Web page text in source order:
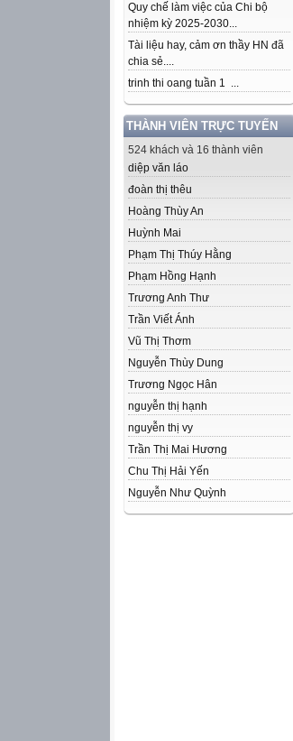
Quy chế làm việc của Chi bộ
nhiệm kỳ 2025-2030...
Tài liệu hay, cảm ơn thầy HN đã
chia sẻ....
trinh thi oang tuần 1 ...
THÀNH VIÊN TRỰC TUYẾN
524 khách và 16 thành viên
diệp văn láo
đoàn thị thêu
Hoàng Thùy An
Huỳnh Mai
Phạm Thị Thúy Hằng
Phạm Hồng Hạnh
Trương Anh Thư
Trần Viết Ánh
Vũ Thị Thơm
Nguyễn Thùy Dung
Trương Ngọc Hân
nguyễn thị hạnh
nguyễn thị vy
Trần Thị Mai Hương
Chu Thị Hải Yến
Nguyễn Như Quỳnh